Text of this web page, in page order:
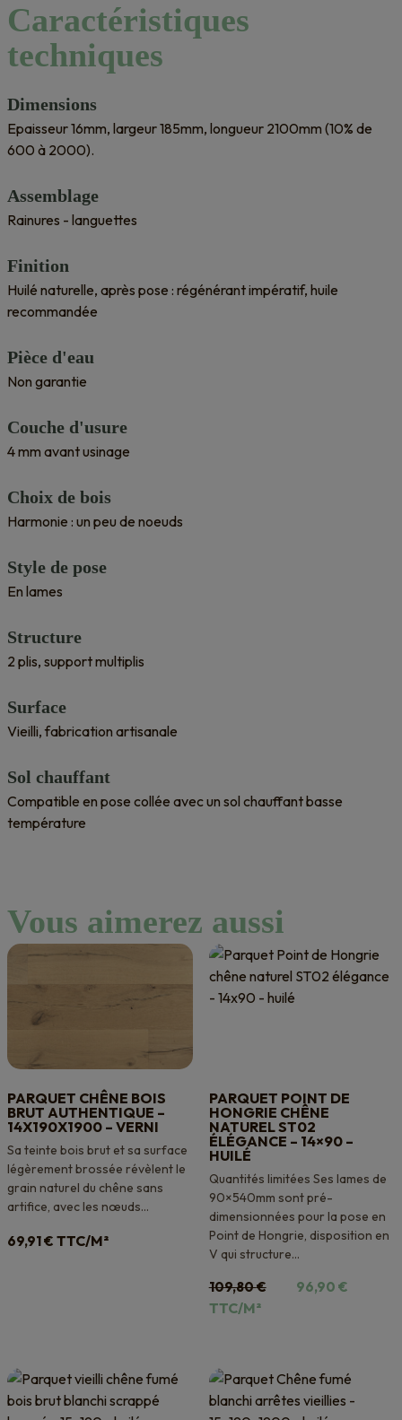
Caractéristiques
techniques
Dimensions
Epaisseur 16mm, largeur 185mm, longueur 2100mm (10% de
600 à 2000).
Assemblage
Rainures - languettes
Finition
Huilé naturelle, après pose : régénérant impératif, huile
recommandée
Pièce d'eau
Non garantie
Couche d'usure
4 mm avant usinage
Choix de bois
Harmonie : un peu de noeuds
Style de pose
En lames
Structure
2 plis, support multiplis
Surface
Vieilli, fabrication artisanale
Sol chauffant
Compatible en pose collée avec un sol chauffant basse
température
Vous aimerez aussi
PARQUET CHÊNE BOIS
BRUT AUTHENTIQUE –
14X190X1900 – VERNI
Sa teinte bois brut et sa surface
légèrement brossée révèlent le
grain naturel du chêne sans
artifice, avec les nœuds...
69,91€ TTC/M²
PARQUET POINT DE
HONGRIE CHÊNE
NATUREL ST02
ÉLÉGANCE – 14×90 –
HUILÉ
Quantités limitées Ses lames de
90×540mm sont pré-
dimensionnées pour la pose en
Point de Hongrie, disposition en
V qui structure...
109,80€ 96,90 €Le
TTC/M²